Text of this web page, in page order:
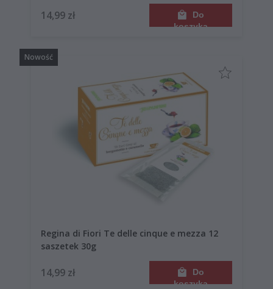
14,99 zł
Do
koszyka
Regina di Fiori Te delle cinque e mezza 12
saszetek 30g
14,99 zł
Do
koszyka
Nowość